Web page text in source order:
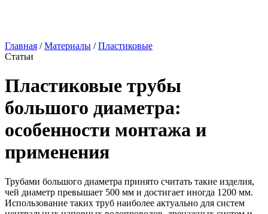
Главная /Материалы /Пластиковые
Статьи
Пластиковые трубы
большого диаметра:
особенности монтажа и
применения
Трубами большого диаметра принято считать такие изделия,
чей диаметр превышает 500 мм и достигает иногда 1200 мм.
Использование таких труб наиболее актуально для систем